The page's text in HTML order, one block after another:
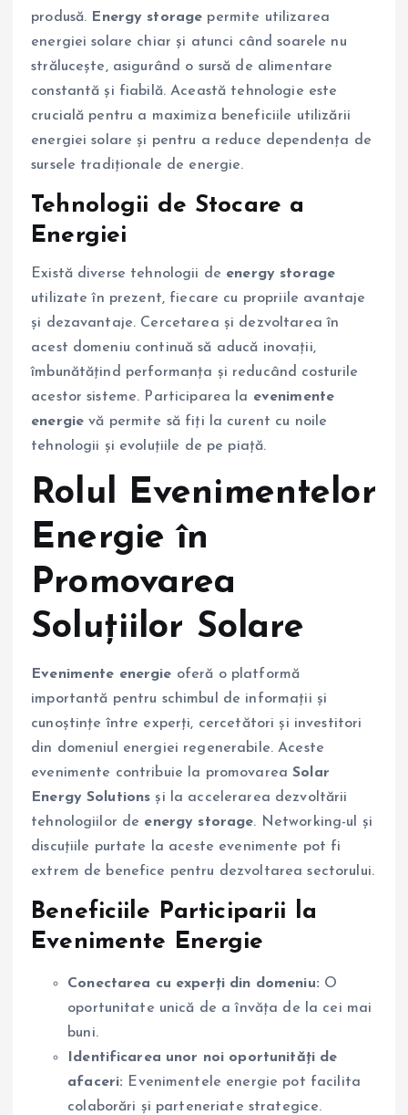
produsă. Energy storage permite utilizarea
energiei solare chiar și atunci când soarele nu
strălucește, asigurând o sursă de alimentare
constantă și fiabilă. Această tehnologie este
crucială pentru a maximiza beneficiile utilizării
energiei solare și pentru a reduce dependența de
sursele tradiționale de energie.
Tehnologii de Stocare a
Energiei
Există diverse tehnologii de energy storage
utilizate în prezent, fiecare cu propriile avantaje
și dezavantaje. Cercetarea și dezvoltarea în
acest domeniu continuă să aducă inovații,
îmbunătățind performanța și reducând costurile
acestor sisteme. Participarea la evenimente
energie vă permite să fiți la curent cu noile
tehnologii și evoluțiile de pe piață.
Rolul Evenimentelor
Energie în
Promovarea
Soluțiilor Solare
Evenimente energie oferă o platformă
importantă pentru schimbul de informații și
cunoștințe între experți, cercetători și investitori
din domeniul energiei regenerabile. Aceste
evenimente contribuie la promovareaSolar
Energy Solutions și la accelerarea dezvoltării
tehnologiilor de energy storage. Networking-ul și
discuțiile purtate la aceste evenimente pot fi
extrem de benefice pentru dezvoltarea sectorului.
Beneficiile Participarii la
Evenimente Energie
Conectarea cu experți din domeniu: O
oportunitate unică de a învăța de la cei mai
buni.
Identificarea unor noi oportunități de
afaceri: Evenimentele energie pot facilita
colaborări și parteneriate strategice.